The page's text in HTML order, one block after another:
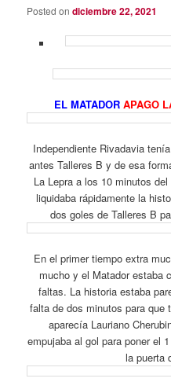
Posted ondiciembre 22, 2021
EL MATADOR APAGO
Independiente Rivadavia
antes Talleres B y de esa
La Lepra a los 10 minutos
liquidaba rápidamente la
dos goles de Talleres B
En el primer tiempo extra
mucho y el Matador estaba
faltas. La historia estaba
falta de dos minutos para que
aparecía Lauriano
empujaba al gol para poner el
la puerta